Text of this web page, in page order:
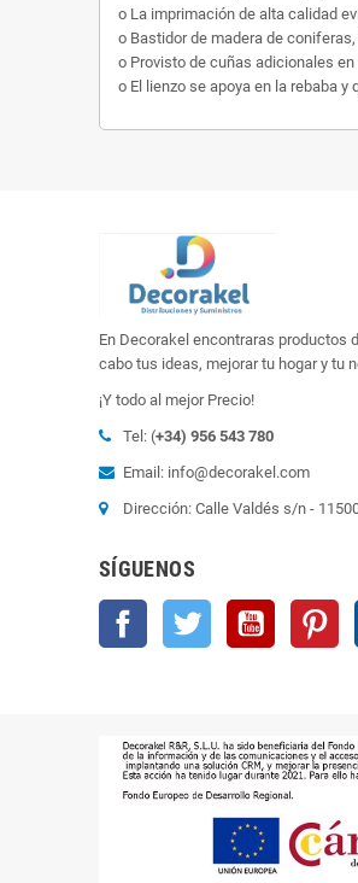
o La imprimación de alta calidad
o Bastidor de madera de
o Provisto de cuñas adicionales
o El lienzo se apoya en la rebaba
En Decorakel encontraras productos
cabo tus ideas, mejorar tu hogar y tu
¡Y todo al mejor Precio!
Tel: (+34) 956 543 780
Email: info@decorakel.com
Dirección: Calle Valdés s/n -
SÍGUENOS
Facebook Twitter YouTube